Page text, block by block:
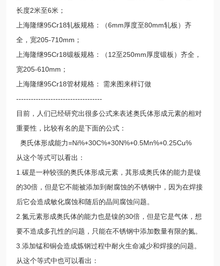
长度2米至6米；
上海隆继95Cr18轧板规格：（6mm厚度至80mm轧板）齐
全，宽205-710mm；
上海隆继95Cr18锻板规格：（12至250mm厚度锻板）齐全，
宽205-610mm；
上海隆继95Cr18管材规格： 需来图来样订做
-----------------------------------
目前，人们已经研究出很多公式来表述奥氏体形成元素的相对
重要性，比较有名的是下面的公式：
奥氏体形成能力=Ni%+30C%+30N%+0.5Mn%+0.25Cu%
从这个等式可以看出：
1.碳是一种较强的奥氏体形成元素，其形成奥氏体的能力是镍
的30倍，但是它不能被添加到耐腐蚀的不锈钢中，因为在焊接
后它会造成敏化腐蚀和随后的晶间腐蚀问题。
2.氮元素形成奥氏体的能力也是镍的30倍，但是它是气体，想
要不造成多孔性的问题，只能在不锈钢中添加数量有限的氮。
3.添加锰和铜会造成炼钢过程中耐火生命减少和焊接的问题。
从这个等式中也可以看出：